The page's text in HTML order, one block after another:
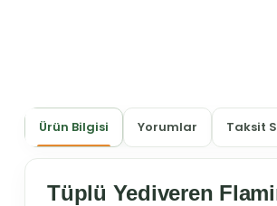
Ürün Bilgisi Yorumlar Taksit
Tüplü Yediveren